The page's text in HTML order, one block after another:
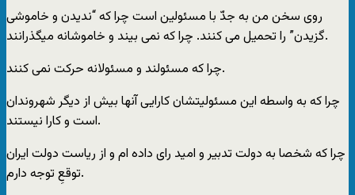
روی سخن من به جدّ با مسئولین است چرا که “ندیدن و خاموشی
گزیدن” را تحمیل می کنند. چرا که نمی بیند و خاموشانه میگذرانند.
چرا که مسئولند و مسئولانه حرکت نمی کنند.
چرا که به واسطه این مسئولیتشان کارایی آنها بیش از دیگر شهروندان
است و کارا نیستند.
چرا که شخصا به دولت تدبیر و امید رای داده ام و از ریاست دولت ایران
توقعِ توجه دارم.